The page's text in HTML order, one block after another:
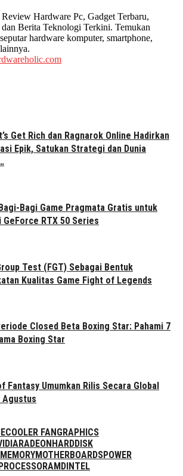
Hardware Pc, Gadget Terbaru,
Berita Teknologi Terkini. Temukan
hardware komputer, smartphone,
Get Rich dan Ragnarok Online Hadirkan
Epik, Satukan Strategi dan Dunia
Bagi Game Pragmata Gratis untuk
GeForce RTX 50 Series
Test (FGT) Sebagai Bentuk
Kualitas Game Fight of Legends
Closed Beta Boxing Star: Pahami 7
Boxing Star
Fantasy Umumkan Rilis Secara Global
Agustus
COOLER FAN GRAPHICS
RADEON HARDDISK
MEMORYMOTHERBOARDSPOWER
PROCESSORAMD INTEL